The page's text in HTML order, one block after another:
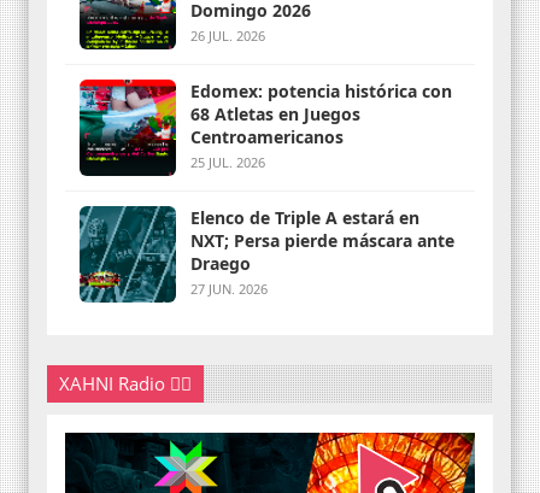
Domingo 2026
26 JUL. 2026
Edomex: potencia histórica con
68 Atletas en Juegos
Centroamericanos
25 JUL. 2026
Elenco de Triple A estará en
NXT; Persa pierde máscara ante
Draego
27 JUN. 2026
XAHNI Radio 👇🏽